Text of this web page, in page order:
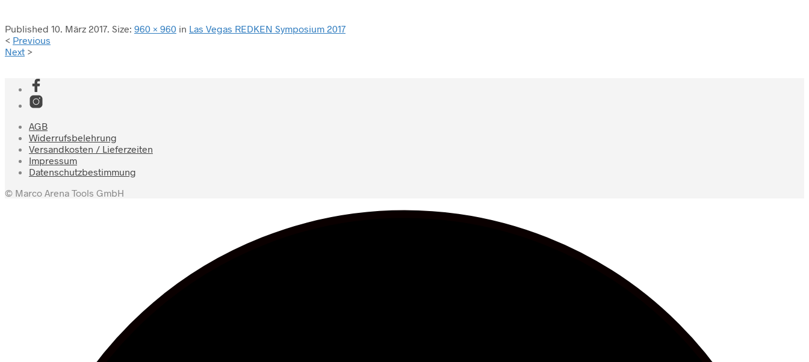
Published 10. März 2017 . Size: 960 × 960 in Las Vegas REDKEN Symposium 2017
< Previous
Next >
AGB
Widerrufsbelehrung
Versandkosten / Lieferzeiten
Impressum
Datenschutzbestimmung
© Marco Arena Tools GmbH